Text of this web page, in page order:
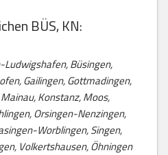
BÜS, KN:
Büsingen,
Gailingen, Gottmadingen,
Konstanz, Moos,
Orsingen-Nenzingen,
Worblingen, Singen,
Volkertshausen, Öhningen